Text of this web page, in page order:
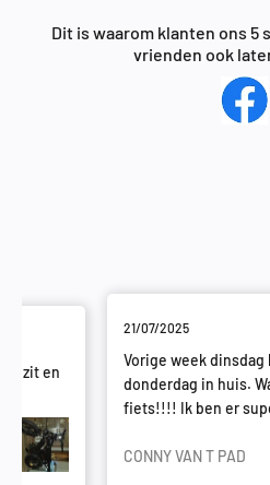
Dit is waarom klanten ons 5
vrienden ook
bezit en
21/07/2025
Vorige week dinsdag
donderdag in huis.
fiets!!!! Ik ben er
CONNY VAN T PAD